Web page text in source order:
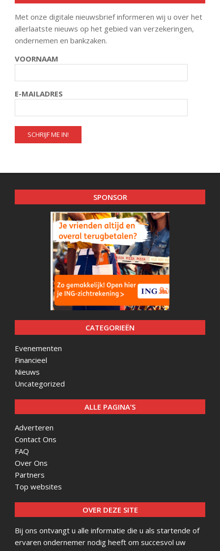
Met onze digitale nieuwsbrief informeren wij u over het
allerlaatste nieuws op het gebied van verzekeringen,
ondernemen en bankzaken.
VOORNAAM
E-MAILADRES
SPONSOR
CATEGORIEËN
Evenementen
Financieel
Nieuws
Uncategorized
ALLE PAGINA’S
Adverteren
Contact Ons
FAQ
Over Ons
Partners
Top websites
OVER DEZE SITE
Bij ons ontvangt u alle informatie die u als startende of
ervaren ondernemer nodig heeft om succesvol uw